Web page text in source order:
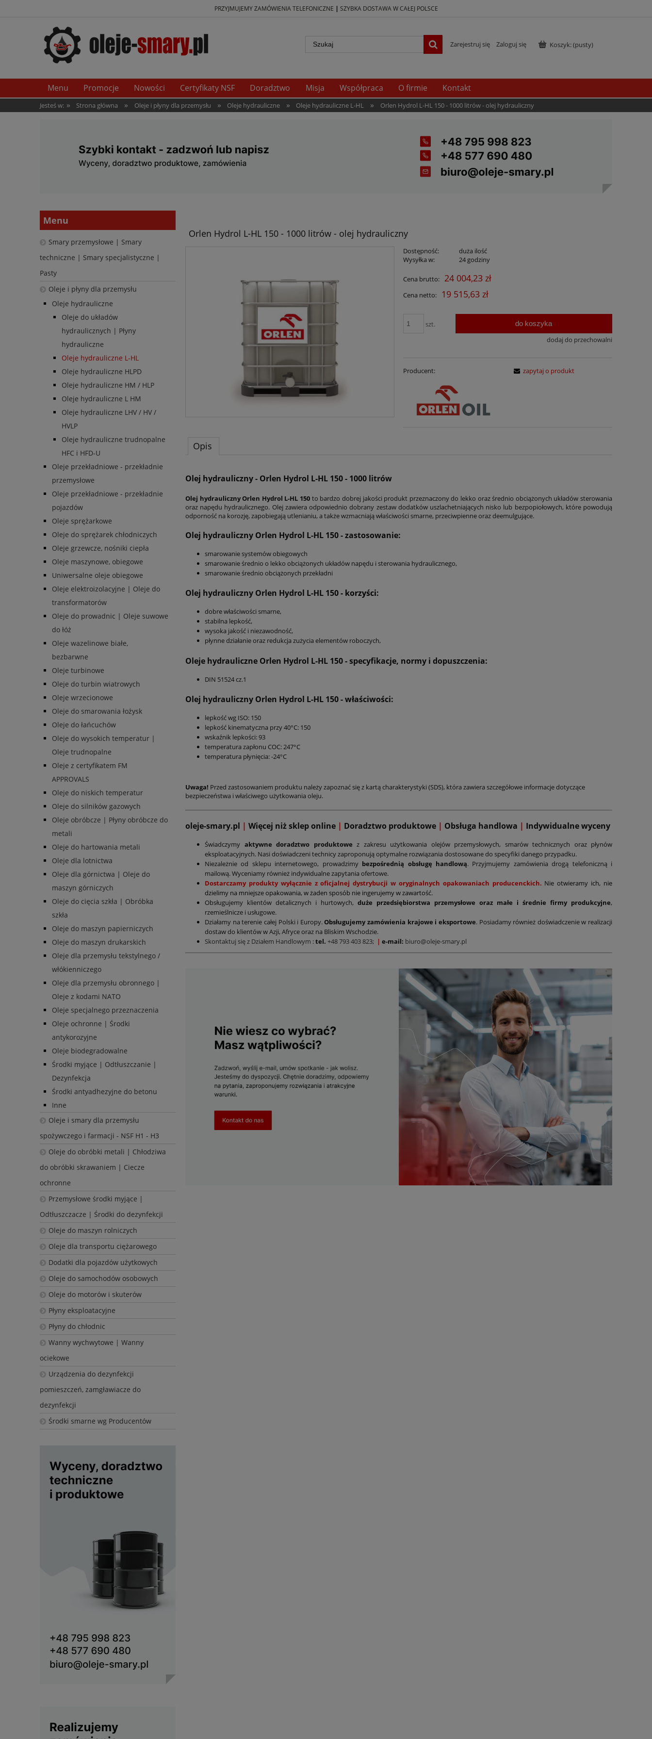
PRZYJMUJEMY ZAMÓWIENIA TELEFONICZNE | SZYBKA DOSTAWA W CAŁEJ POLSCE
Koszyk:(pusty)
Zarejestruj się Zaloguj się
Menu Promocje Nowości Certyfikaty NSF Doradztwo Misja Współpraca O firmie Kontakt
Jesteś w: » Strona główna » Oleje i płyny dla przemysłu » Oleje hydrauliczne » Oleje hydrauliczne L-HL » Orlen Hydrol L-HL 150 - 1000 litrów - olej hydrauliczny
Menu
Smary przemysłowe | Smary
techniczne | Smary specjalistyczne |
Pasty
Oleje i płyny dla przemysłu
Oleje hydrauliczne
Oleje do układów
hydraulicznych | Płyny
hydrauliczne
Oleje hydrauliczne L-HL
Oleje hydrauliczne HLPD
Oleje hydrauliczne HM / HLP
Oleje hydrauliczne L HM
Oleje hydrauliczne LHV / HV /
HVLP
Oleje hydrauliczne trudnopalne
HFC i HFD-U
Oleje przekładniowe - przekładnie
przemysłowe
Oleje przekładniowe - przekładnie
pojazdów
Oleje sprężarkowe
Oleje do sprężarek chłodniczych
Oleje grzewcze, nośniki ciepła
Oleje maszynowe, obiegowe
Uniwersalne oleje obiegowe
Oleje elektroizolacyjne | Oleje do
transformatorów
Oleje do prowadnic | Oleje suwowe
do łóż
Oleje wazelinowe białe,
bezbarwne
Oleje turbinowe
Oleje do turbin wiatrowych
Oleje wrzecionowe
Oleje do smarowania łożysk
Oleje do łańcuchów
Oleje do wysokich temperatur |
Oleje trudnopalne
Oleje z certyfikatem FM
APPROVALS
Oleje do niskich temperatur
Oleje do silników gazowych
Oleje obróbcze | Płyny obróbcze do
metali
Oleje do hartowania metali
Oleje dla lotnictwa
Oleje dla górnictwa | Oleje do
maszyn górniczych
Oleje do cięcia szkła | Obróbka
szkła
Oleje do maszyn papierniczych
Oleje do maszyn drukarskich
Oleje dla przemysłu tekstylnego /
włókienniczego
Oleje dla przemysłu obronnego |
Oleje z kodami NATO
Oleje specjalnego przeznaczenia
Oleje ochronne | Środki
antykorozyjne
Oleje biodegradowalne
Środki myjące | Odtłuszczanie |
Dezynfekcja
Środki antyadhezyjne do betonu
Inne
Oleje i smary dla przemysłu
spożywczego i farmacji - NSF H1 - H3
Oleje do obróbki metali | Chłodziwa
do obróbki skrawaniem | Ciecze
ochronne
Przemysłowe środki myjące |
Odtłuszczacze | Środki do dezynfekcji
Oleje do maszyn rolniczych
Oleje dla transportu ciężarowego
Dodatki dla pojazdów użytkowych
Oleje do samochodów osobowych
Oleje do motorów i skuterów
Płyny eksploatacyjne
Płyny do chłodnic
Wanny wychwytowe | Wanny
ociekowe
Urządzenia do dezynfekcji
pomieszczeń, zamgławiacze do
dezynfekcji
Środki smarne wg Producentów
Orlen Hydrol L-HL 150 - 1000 litrów - olej hydrauliczny
Dostępność:
duża ilość
Wysyłka w:
24 godziny
Cena brutto: 24 004,23 zł
Cena netto: 19 515,63 zł
szt. do koszyka
dodaj do przechowalni
Producent: zapytaj o produkt
Opis
Olej hydrauliczny - Orlen Hydrol L-HL 150 - 1000 litrów
Olej hydrauliczny Orlen Hydrol L-HL 150 to bardzo dobrej jakości produkt przeznaczony do lekko oraz średnio obciążonych układów sterowania
oraz napędu hydraulicznego. Olej zawiera odpowiednio dobrany zestaw dodatków uszlachetniających nisko lub bezpopiołowych, które powodują
odporność na korozję, zapobiegają utlenianiu, a także wzmacniają właściwości smarne, przeciwpienne oraz deemulgujące.
Olej hydrauliczny Orlen Hydrol L-HL 150- zastosowanie:
smarowanie systemów obiegowych
smarowanie średnio o lekko obciążonych układów napędu i sterowania hydraulicznego,
smarowanie średnio obciążonych przekładni
Olej hydrauliczny Orlen Hydrol L-HL 150- korzyści:
dobre właściwości smarne,
stabilna lepkość,
wysoka jakość i niezawodność,
płynne działanie oraz redukcja zużycia elementów roboczych,
Oleje hydrauliczne Orlen Hydrol L-HL 150- specyfikacje, normy i dopuszczenia:
DIN 51524 cz.1
Olej hydrauliczny Orlen Hydrol L-HL 150- właściwości:
lepkość wg ISO: 150
lepkość kinematyczna przy 40°C: 150
wskaźnik lepkości: 93
temperatura zapłonu COC: 247°C
temperatura płynięcia: -24°C
Uwaga! Przed zastosowaniem produktu należy zapoznać się z kartą charakterystyki (SDS), która zawiera szczegółowe informacje dotyczące
bezpieczeństwa i właściwego użytkowania oleju.
oleje-smary.pl | Więcej niż sklep online | Doradztwo produktowe | Obsługa handlowa | Indywidualne wyceny
Świadczymy aktywne doradztwo produktowe z zakresu użytkowania olejów przemysłowych, smarów technicznych oraz płynów
eksploatacyjnych. Nasi doświadczeni technicy zaproponują optymalne rozwiązania dostosowane do specyfiki danego przypadku.
Niezależnie od sklepu internetowego, prowadzimy bezpośrednią obsługę handlową. Przyjmujemy zamówienia drogą telefoniczną i
mailową. Wyceniamy również indywidualne zapytania ofertowe.
Dostarczamy produkty wyłącznie z oficjalnej dystrybucji w oryginalnych opakowaniach producenckich. Nie otwieramy ich, nie
dzielimy na mniejsze opakowania, w żaden sposób nie ingerujemy w zawartość.
Obsługujemy klientów detalicznych i hurtowych, duże przedsiębiorstwa przemysłowe oraz małe i średnie firmy produkcyjne,
rzemieślnicze i usługowe.
Działamy na terenie całej Polski i Europy.Obsługujemy zamówienia krajowe i eksportowe. Posiadamy również doświadczenie w realizacji
dostaw do klientów w Azji, Afryce oraz na Bliskim Wschodzie.
Skontaktuj się z Działem Handlowym :tel. +48 793 403 823; | e-mail: biuro@oleje-smary.pl